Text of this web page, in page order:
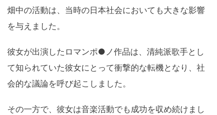
畑中の活動は、当時の日本社会においても大きな影響
を与えました。
彼女が出演したロマンポ●ノ作品は、清純派歌手とし
て知られていた彼女にとって衝撃的な転機となり、社
会的な議論を呼び起こしました。
その一方で、彼女は音楽活動でも成功を収め続けまし